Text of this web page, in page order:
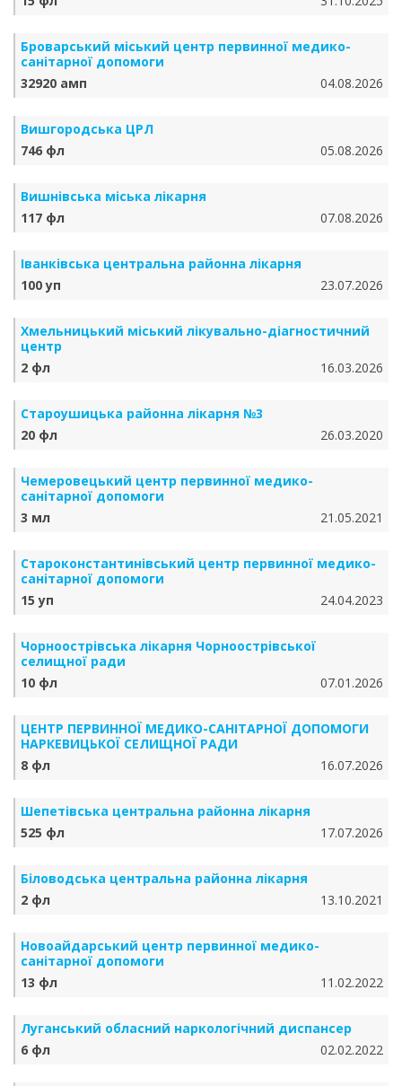
Броварський міський центр первинної медико-
санітарної допомоги
32920 амп
04.08.2026
Вишгородська ЦРЛ
746 фл
05.08.2026
Вишнівська міська лікарня
117 фл
07.08.2026
Іванківська центральна районна лікарня
100 уп
23.07.2026
Хмельницький міський лікувально-діагностичний
центр
2 фл
16.03.2026
Староушицька районна лікарня №3
20 фл
26.03.2020
Чемеровецький центр первинної медико-
санітарної допомоги
3 мл
21.05.2021
Староконстантинівський центр первинної медико-
санітарної допомоги
15 уп
24.04.2023
Чорноострівська лікарня Чорноострівської
селищної ради
10 фл
07.01.2026
ЦЕНТР ПЕРВИННОЇ МЕДИКО-САНІТАРНОЇ ДОПОМОГИ
НАРКЕВИЦЬКОЇ СЕЛИЩНОЇ РАДИ
8 фл
16.07.2026
Шепетівська центральна районна лікарня
525 фл
17.07.2026
Біловодська центральна районна лікарня
2 фл
13.10.2021
Новоайдарський центр первинної медико-
санітарної допомоги
13 фл
11.02.2022
Луганський обласний наркологічний диспансер
6 фл
02.02.2022